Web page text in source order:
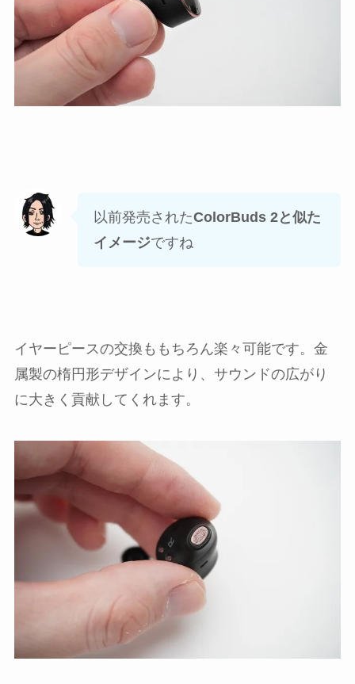
以前発売されたColorBuds 2と似た
イメージですね
イヤーピースの交換ももちろん楽々可能です。金
属製の楕円形デザインにより、サウンドの広がり
に大きく貢献してくれます。